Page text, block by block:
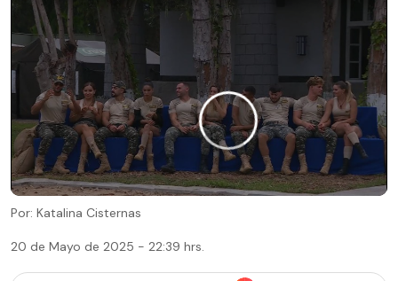
Por: Katalina Cisternas
20 de Mayo de 2025 - 22:39 hrs.